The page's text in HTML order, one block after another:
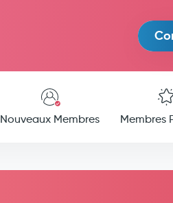
Nouveaux Membres Membres